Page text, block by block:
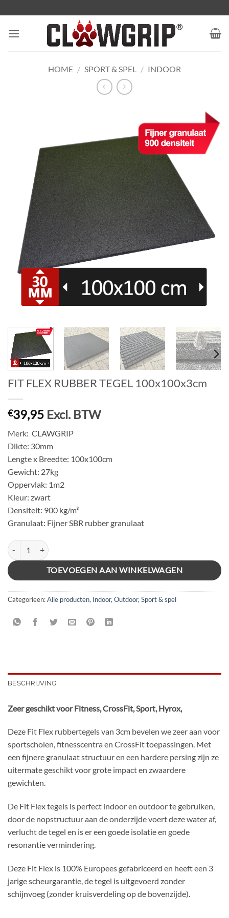
naar
inhoud
HOME / SPORT & SPEL / INDOOR
FIT FLEX RUBBER TEGEL 100x100x3cm
€39,95 Excl. BTW
Merk: CLAWGRIP
Dikte: 30mm
Lengte x Breedte: 100x100cm
Gewicht: 27kg
Oppervlak: 1m2
Kleur: zwart
Densiteit: 900 kg/m³
Granulaat: Fijner SBR rubber granulaat
FIT FLEX RUBBER TEGEL 100x100x3cm aantal
TOEVOEGEN AAN WINKELWAGEN
Categorieën:Alle producten, Indoor, Outdoor, Sport & spel
BESCHRIJVING
Zeer geschikt voor Fitness, CrossFit, Sport, Hyrox,
Deze Fit Flex rubbertegels van 3cm bevelen we zeer aan voor
sportscholen, fitnesscentra en CrossFit toepassingen. Met
een fijnere granulaat structuur en een hardere persing zijn ze
uitermate geschikt voor grote impact en zwaardere
gewichten.
De Fit Flex tegels is perfect indoor en outdoor te gebruiken,
door de nopstructuur aan de onderzijde voert deze water af,
verlucht de tegel en is er een goede isolatie en goede
resonantie vermindering.
Deze Fit Flex is 100% Europees gefabriceerd en heeft een 3
jarige scheurgarantie, de tegel is uitgevoerd zonder
schijnvoeg (zonder kruisverdeling op de bovenzijde).